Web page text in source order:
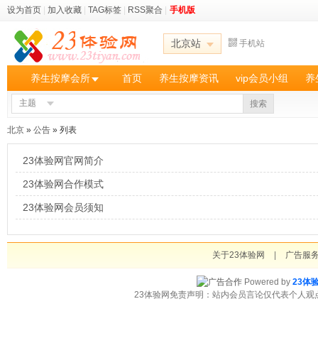
设为首页 加入收藏 TAG标签 RSS聚合 手机版
北京站 手机站
养生按摩会所 首页 养生按摩资讯 vip会员小组 养
主题 搜索
北京 » 公告 » 列表
23体验网官网简介
23体验网合作模式
23体验网会员须知
关于23体验网 广告服
Powered by 23体
23体验网免责声明：站内会员言论仅代表个人